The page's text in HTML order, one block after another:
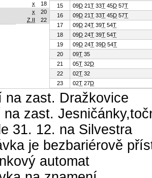
x
18
x
20
Z.II 22
15
09D 21T 33T 45D 57T
16
09D 21T 33T 45D 57T
17
09D 24T 39T 54T
18
09D 24T 39T 54T
19
09D 24T 39D 54T
20
09T 35
21
05T 32D
22
02T 32
23
02T 27D
na zast. Dražkovice
zast.
31. 12. na Silvestra
je bezbariérově
automat